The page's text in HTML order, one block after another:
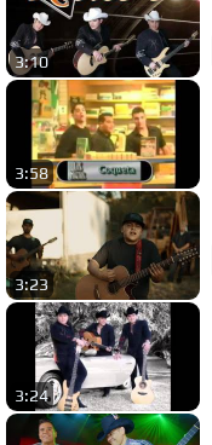
3:10
3:58
3:23
3:24